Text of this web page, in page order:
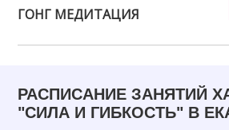
ГОНГ МЕДИТАЦИЯ
РАСПИСАНИЕ ЗАНЯТИЙ
"СИЛА И ГИБКОСТЬ" В